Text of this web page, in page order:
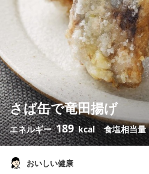
さば缶で竜田揚げ
エネルギー189 kcal 食塩相当量
おいしい健康